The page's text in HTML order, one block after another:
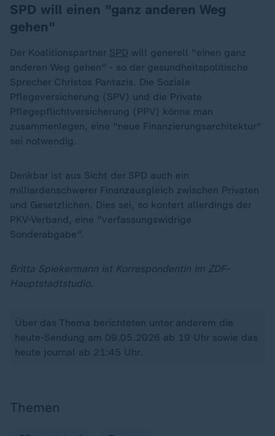
SPD will einen "ganz anderen Weg
gehen"
Der Koalitionspartner SPD will generell "einen ganz
anderen Weg gehen" - so der gesundheitspolitische
Sprecher Christos Pantazis. Die Soziale
Pflegeversicherung (SPV) und die Private
Pflegepflichtversicherung (PPV) könne man
zusammenlegen, eine "neue Finanzierungsarchitektur"
sei notwendig.
Denkbar ist aus Sicht der SPD auch ein
milliardenschwerer Finanzausgleich zwischen Privaten
und Gesetzlichen. Dies sei, so kontert allerdings der
PKV-Verband, eine "verfassungswidrige
Sonderabgabe".
Britta Spiekermann ist Korrespondentin im ZDF-
Hauptstadtstudio.
Über das Thema berichteten unter anderem die
heute-Sendung am 09.05.2026 ab 19 Uhr sowie das
heute journal ab 21:45 Uhr.
Themen